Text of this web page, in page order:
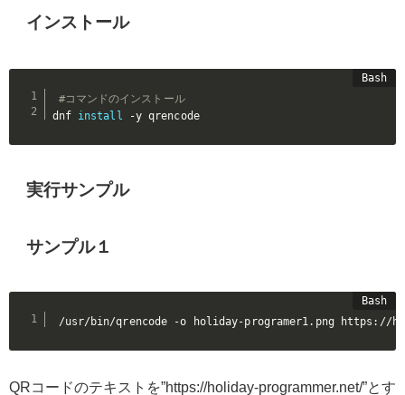
インストール
#コマンドのインストール
dnf install -y qrencode
実行サンプル
サンプル１
/usr/bin/qrencode -o holiday-programer1.png https://
QRコードのテキストを”https://holiday-programmer.net/”とす